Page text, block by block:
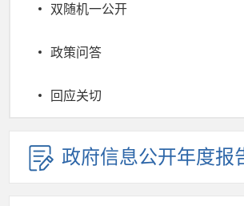
双随机一公开
政策问答
回应关切
政府信息公开年度报